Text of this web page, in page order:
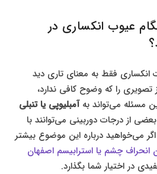
عیوب انکساری در
فقط به معنای تاری دید
را که وضوح کافی ندارد،
مسئله می‌تواند بهآمبلیوپی یا تنبلی
از درجات دوربینی می‌توانند با
می‌خواهید درباره این موضوع بیشتر
انحراف چشم یا استرابیسم اصفهان
در اختیار شما بگذارد.